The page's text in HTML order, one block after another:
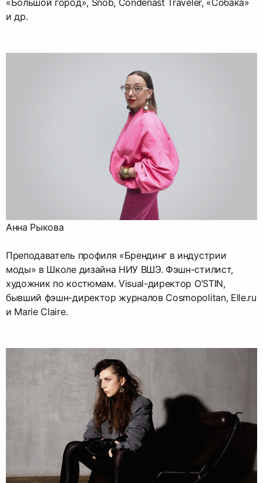
и др.
Анна Рыкова
Преподаватель профиля «Брендинг в индустрии
моды» в Школе дизайна НИУ ВШЭ. Фэшн-стилист,
художник по костюмам. Visual-директор O’STIN,
бывший фэшн-директор журналов Cosmopolitan, Elle.ru
и Marie Claire.